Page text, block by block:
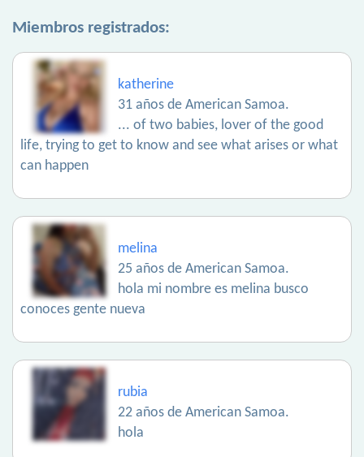
Miembros registrados:
katherine
31 años de American Samoa.
... of two babies, lover of the good
life, trying to get to know and see what arises or what
can happen
melina
25 años de American Samoa.
hola mi nombre es melina busco
conoces gente nueva
rubia
22 años de American Samoa.
hola